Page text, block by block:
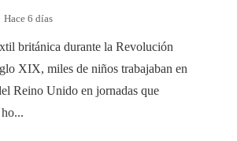
Hace 6 días
británica durante la Revolución
XIX, miles de niños trabajaban en
Reino Unido en jornadas que